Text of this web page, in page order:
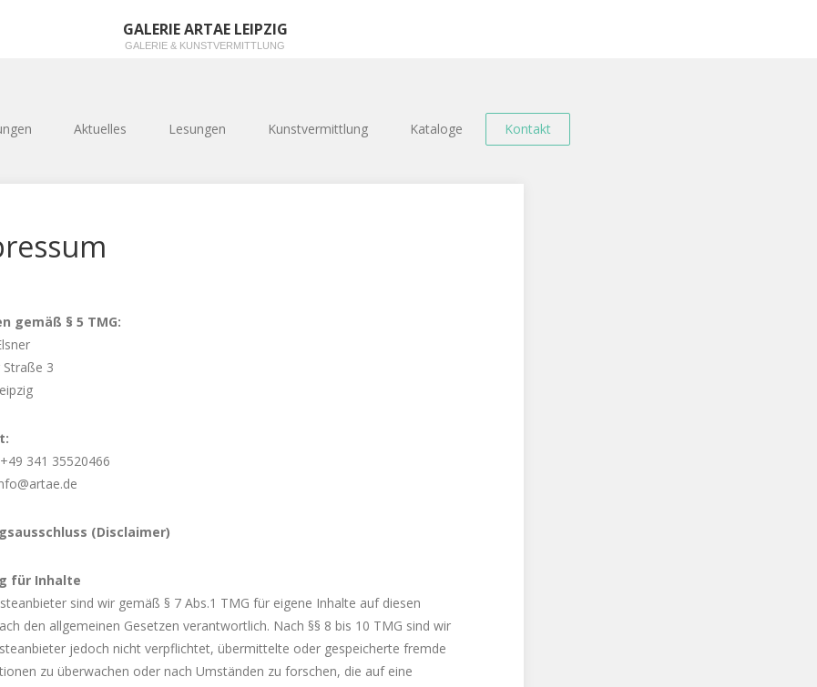
GALERIE ARTAE LEIPZIG
GALERIE & KUNSTVERMITTLUNG
Aktuelles Lesungen Kunstvermittlung Kataloge Kontakt
gemäß § 5 TMG:
Straße 3
341 35520466
(Disclaimer)
für Inhalte
sind wir gemäß § 7 Abs.1 TMG für eigene Inhalte auf diesen
den allgemeinen Gesetzen verantwortlich. Nach §§ 8 bis 10 TMG sind wir
jedoch nicht verpflichtet, übermittelte oder gespeicherte fremde
zu überwachen oder nach Umständen zu forschen, die auf eine